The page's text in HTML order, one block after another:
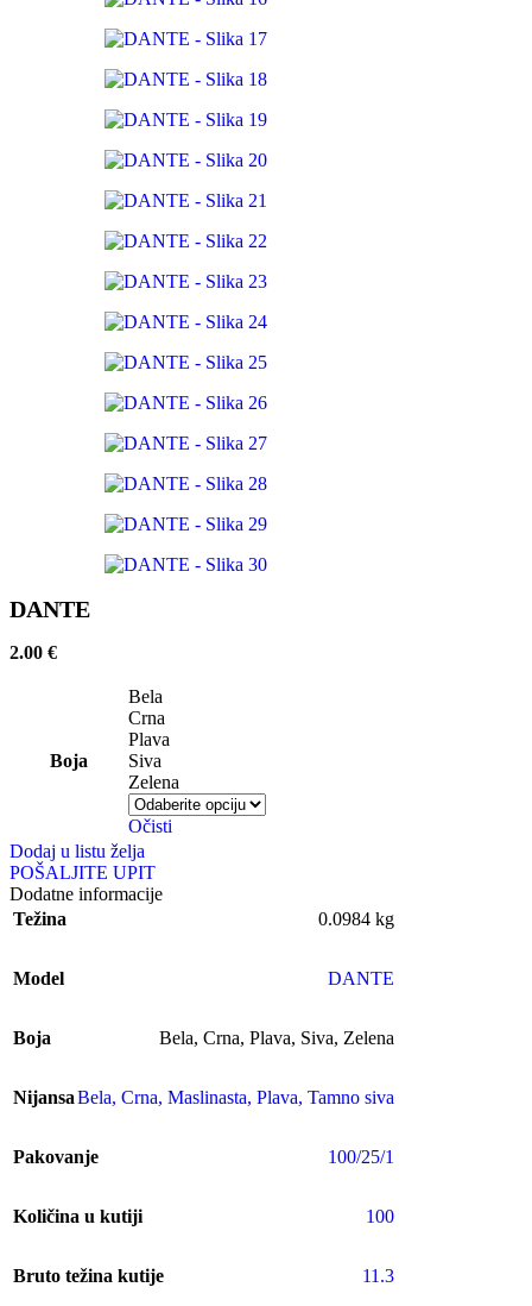
DANTE
2.00 €
Boja
Bela
Crna
Plava
Siva
Zelena
Očisti
Dodaj u listu želja
POŠALJITE UPIT
Dodatne informacije
Težina
0.0984 kg
Model DANTE
Boja Bela, Crna, Plava, Siva, Zelena
NijansaBela, Crna, Maslinasta, Plava, Tamno siva
Pakovanje 100/25/1
Količina u kutiji 100
Bruto težina kutije 11.3